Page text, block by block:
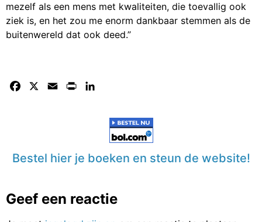
mezelf als een mens met kwaliteiten, die toevallig ook
ziek is, en het zou me enorm dankbaar stemmen als de
buitenwereld dat ook deed.”
Facebook Email Print
Bestel hier je boeken en steun de website!
Geef een reactie